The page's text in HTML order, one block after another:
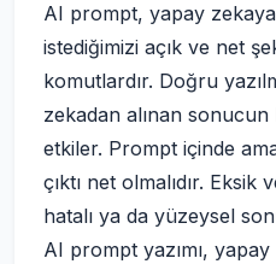
AI prompt, yapay zekaya
istediğimizi açık ve net
komutlardır. Doğru
zekadan alınan
etkiler. Prompt içinde
çıktı net olmalıdır.
hatalı ya da yüzeysel
AI prompt yazımı,